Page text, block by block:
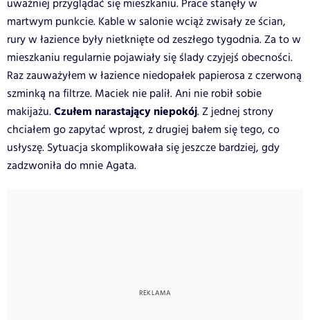
uważniej przyglądać się mieszkaniu. Prace stanęły w
martwym punkcie. Kable w salonie wciąż zwisały ze ścian,
rury w łazience były nietknięte od zeszłego tygodnia. Za to w
mieszkaniu regularnie pojawiały się ślady czyjejś obecności.
Raz zauważyłem w łazience niedopałek papierosa z czerwoną
szminką na filtrze. Maciek nie palił. Ani nie robił sobie
makijażu.Czułem narastający niepokój. Z jednej strony
chciałem go zapytać wprost, z drugiej bałem się tego, co
usłyszę. Sytuacja skomplikowała się jeszcze bardziej, gdy
zadzwoniła do mnie Agata.